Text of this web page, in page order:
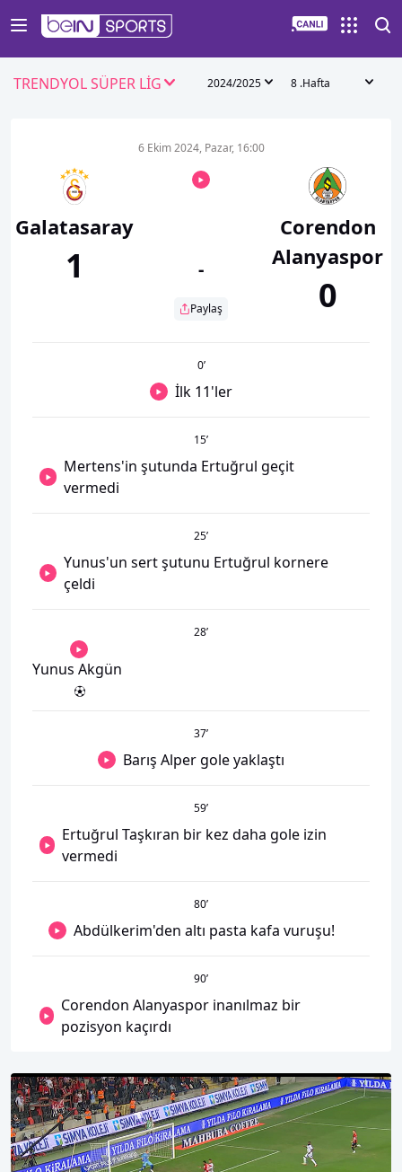
TRENDYOL SÜPER LİG 2024/2025 8 .Hafta
Galatasaray
1
6 Ekim 2024, Pazar, 16:00
-
Paylaş
Corendon
Alanyaspor
0
0’
İlk 11'ler
15’
Mertens'in şutunda Ertuğrul geçit
vermedi
25’
Yunus'un sert şutunu Ertuğrul kornere
çeldi
28’
Yunus Akgün
37’
Barış Alper gole yaklaştı
59’
Ertuğrul Taşkıran bir kez daha gole izin
vermedi
80’
Abdülkerim'den altı pasta kafa vuruşu!
90’
Corendon Alanyaspor inanılmaz bir
pozisyon kaçırdı